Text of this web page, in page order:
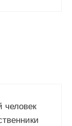
человек